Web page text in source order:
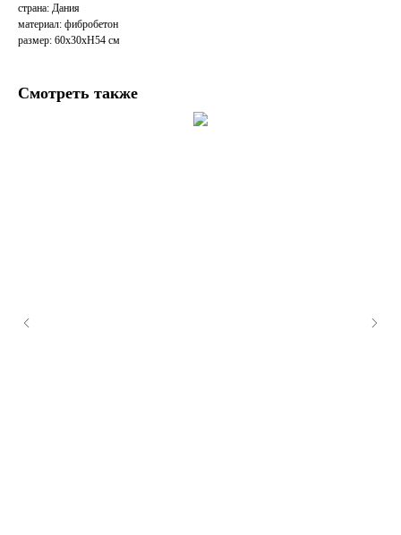
страна: Дания
материал: фибробетон
размер: 60х30хH54 см
Смотреть также